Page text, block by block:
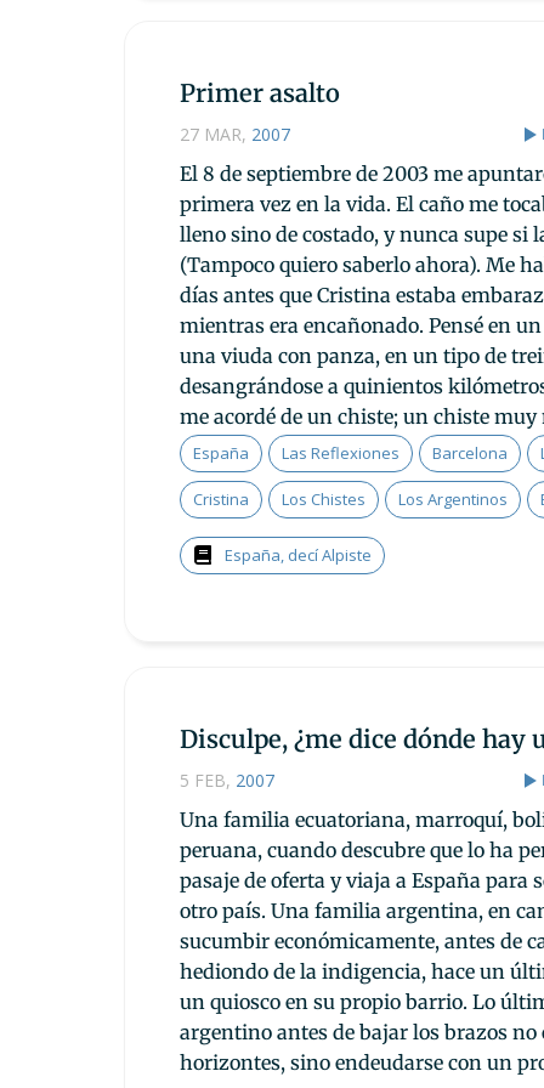
Primer asalto
27 MAR, 2007
El 8 de septiembre de 2003 me
primera vez en la vida. El caño me
lleno sino de costado, y nunca supe si
(Tampoco quiero saberlo ahora). Me
días antes que Cristina estaba
mientras era encañonado. Pensé en
una viuda con panza, en un tipo de
desangrándose a quinientos
me acordé de un chiste; un chiste muy
España Las Reflexiones Barcelona
Cristina Los Chistes Los Argentinos
España, decí Alpiste
Disculpe, ¿me dice dónde hay
5 FEB, 2007
Una familia ecuatoriana, marroquí,
peruana, cuando descubre que lo ha
pasaje de oferta y viaja a España para
otro país. Una familia argentina, en
sucumbir económicamente, antes de
hediondo de la indigencia, hace un
un quiosco en su propio barrio. Lo
argentino antes de bajar los brazos no
horizontes, sino endeudarse con un